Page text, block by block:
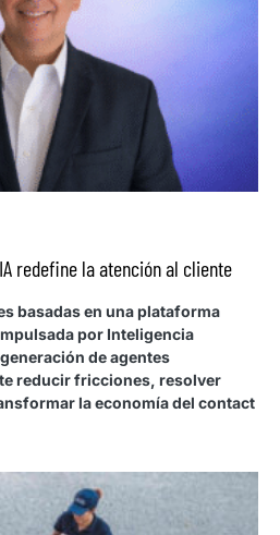
redefine la atención al cliente
basadas en una plataforma
por Inteligencia
de agentes
reducir fricciones, resolver
la economía del contact